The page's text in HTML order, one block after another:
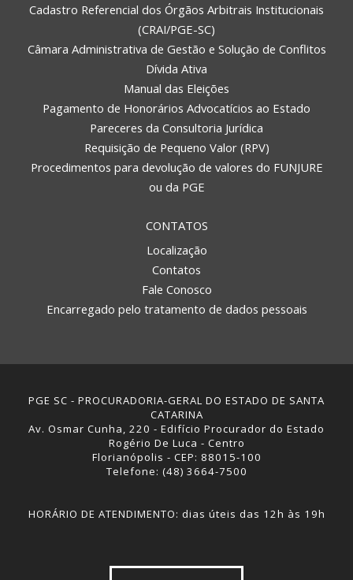
Cadastro Referencial dos Órgãos Arbitrais Institucionais
(CRAI/PGE-SC)
Câmara Administrativa de Gestão e Solução de Conflitos
Dívida Ativa
Manual das Eleições
Pagamento de Honorários Advocatícios ao Estado
Pareceres da Consultoria Jurídica
Requisição de Pequeno Valor (RPV)
Procedimentos para devolução de valores do FUNJURE
ou da PGE
CONTATOS
Localização
Contatos
Fale Conosco
Encarregado pelo tratamento de dados pessoais
PGE SC - PROCURADORIA-GERAL DO ESTADO DE SANTA
CATARINA
Av. Osmar Cunha, 220 - Edifício Procurador do Estado
Rogério De Luca - Centro
Florianópolis - CEP: 88015-100
Telefone: (48) 3664-7500
HORÁRIO DE ATENDIMENTO: dias úteis das 12h às 19h